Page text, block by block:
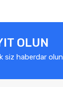
OLUN
siz haberdar olun